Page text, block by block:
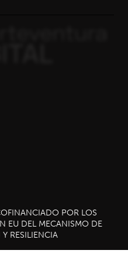
POR LOS
EU DEL MECANISMO DE
RESILIENCIA